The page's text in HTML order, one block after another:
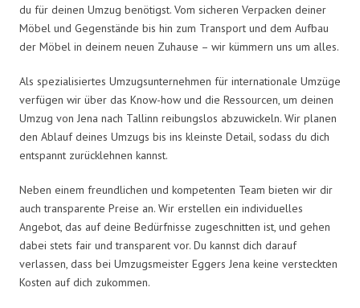
du für deinen Umzug benötigst. Vom sicheren Verpacken deiner
Möbel und Gegenstände bis hin zum Transport und dem Aufbau
der Möbel in deinem neuen Zuhause – wir kümmern uns um alles.
Als spezialisiertes Umzugsunternehmen für internationale Umzüge
verfügen wir über das Know-how und die Ressourcen, um deinen
Umzug von Jena nach Tallinn reibungslos abzuwickeln. Wir planen
den Ablauf deines Umzugs bis ins kleinste Detail, sodass du dich
entspannt zurücklehnen kannst.
Neben einem freundlichen und kompetenten Team bieten wir dir
auch transparente Preise an. Wir erstellen ein individuelles
Angebot, das auf deine Bedürfnisse zugeschnitten ist, und gehen
dabei stets fair und transparent vor. Du kannst dich darauf
verlassen, dass bei Umzugsmeister Eggers Jena keine versteckten
Kosten auf dich zukommen.